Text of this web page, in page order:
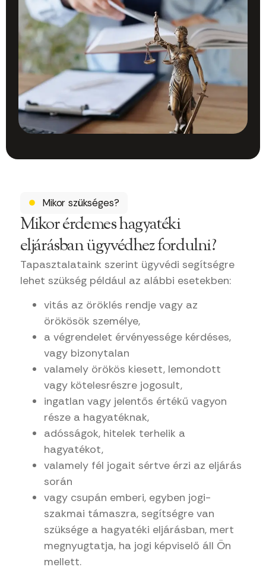
Mikor szükséges?
Mikor érdemes hagyatéki
eljárásban ügyvédhez fordulni?
Tapasztalataink szerint ügyvédi segítségre
lehet szükség például az alábbi esetekben:
vitás az öröklés rendje vagy az
örökösök személye,
a végrendelet érvényessége kérdéses,
vagy bizonytalan
valamely örökös kiesett, lemondott
vagy kötelesrészre jogosult,
ingatlan vagy jelentős értékű vagyon
része a hagyatéknak,
adósságok, hitelek terhelik a
hagyatékot,
valamely fél jogait sértve érzi az eljárás
során
vagy csupán emberi, egyben jogi-
szakmai támaszra, segítségre van
szüksége a hagyatéki eljárásban, mert
megnyugtatja, ha jogi képviselő áll Ön
mellett.